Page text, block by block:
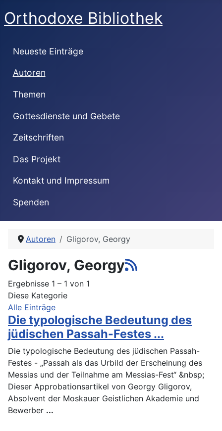
Orthodoxe Bibliothek
Neueste Einträge
Autoren
Themen
Gottesdienste und Gebete
Zeitschriften
Das Projekt
Kontakt und Impressum
Spenden
Autoren Gligorov, Georgy
Gligorov, Georgy
Ergebnisse 1 – 1 von 1
Diese Kategorie
Alle Einträge
Die typologische Bedeutung des
jüdischen Passah-Festes ...
Die typologische Bedeutung des jüdischen Passah-
Festes - „Passah als das Urbild der Erscheinung des
Messias und der Teilnahme am Messias-Fest“ &nbsp;
Dieser Approbationsartikel von Georgy Gligorov,
Absolvent der Moskauer Geistlichen Akademie und
Bewerber ...